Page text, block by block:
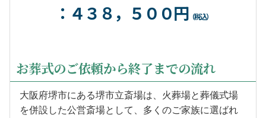
：４３８，５００円 （税込）
お葬式のご依頼から終了までの流れ
大阪府堺市にある堺市立斎場は、火葬場と葬儀式場
を併設した公営斎場として、多くのご家族に選ばれ